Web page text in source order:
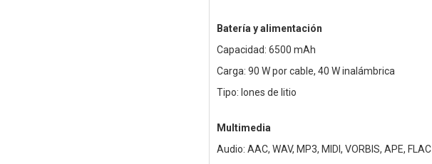
Batería y alimentación
Capacidad: 6500 mAh
Carga: 90 W por cable, 40 W inalámbrica
Tipo: Iones de litio
Multimedia
Audio: AAC, WAV, MP3, MIDI, VORBIS, APE, FLAC